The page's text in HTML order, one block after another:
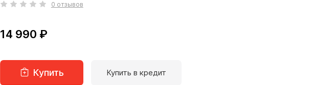
0 отзывов
14 990 ₽
Купить Купить в кредит